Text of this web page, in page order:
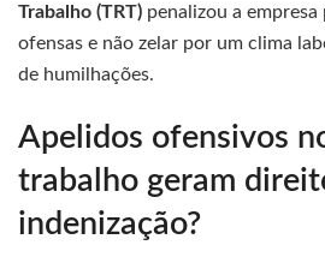
Trabalho (TRT) penalizou a
ofensas e não zelar por um clima
de humilhações.
Apelidos ofensivos
trabalho geram
indenização?